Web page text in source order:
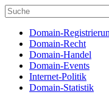
Domain-
Domain-Recht
Domain-Handel
Domain-Events
Internet-Politik
Domain-Statistik